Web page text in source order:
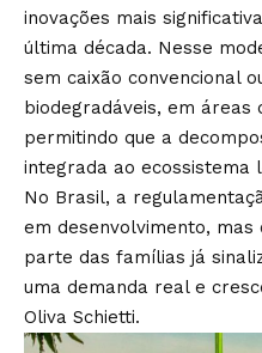
inovações mais
última década. Nesse
sem caixão convencional
biodegradáveis, em
permitindo que a
integrada ao ecossistema
No Brasil, a
em desenvolvimento,
parte das famílias já
uma demanda real e
Oliva Schietti.